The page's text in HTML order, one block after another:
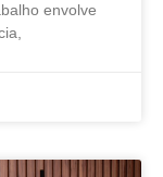
envolve